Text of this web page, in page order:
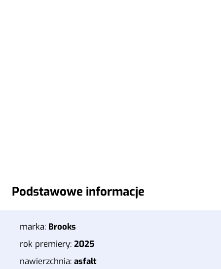
Podstawowe informacje
marka: Brooks
rok premiery: 2025
nawierzchnia: asfalt